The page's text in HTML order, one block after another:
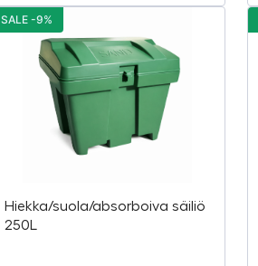
Hiekka/suola/absorboiva säiliö
250L
SALE -9%